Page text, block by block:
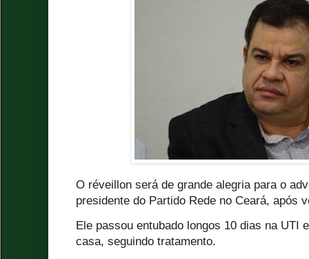
O réveillon será de grande alegria para o
presidente do Partido Rede no Ceará, após
Ele passou entubado longos 10 dias na UTI
casa, seguindo tratamento.